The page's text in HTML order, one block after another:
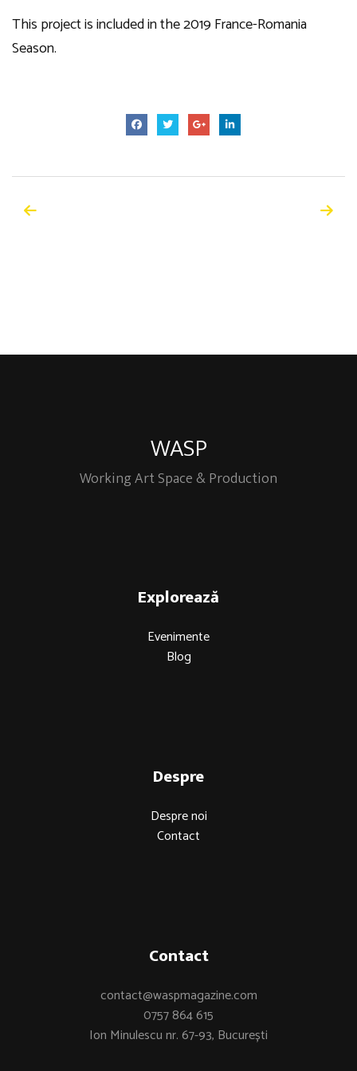
This project is included in the 2019 France-Romania
Season.
WASP
Working Art Space & Production
Explorează
Evenimente
Blog
Despre
Despre noi
Contact
Contact
contact@waspmagazine.com
0757 864 615
Ion Minulescu nr. 67-93, București